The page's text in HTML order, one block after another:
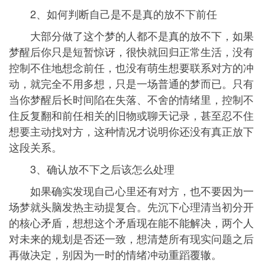
2、如何判断自己是不是真的放不下前任
大部分做了这个梦的人都不是真的放不下，如果
梦醒后你只是短暂惊讶，很快就回归正常生活，没有
控制不住地想念前任，也没有萌生想要联系对方的冲
动，就完全不用多想，只是一场普通的梦而已。只有
当你梦醒后长时间陷在失落、不舍的情绪里，控制不
住反复翻和前任相关的旧物或聊天记录，甚至忍不住
想要主动找对方，这种情况才说明你还没有真正放下
这段关系。
3、确认放不下之后该怎么处理
如果确实发现自己心里还有对方，也不要因为一
场梦就头脑发热主动提复合。先沉下心理清当初分开
的核心矛盾，想想这个矛盾现在能不能解决，两个人
对未来的规划是否还一致，想清楚所有现实问题之后
再做决定，别因为一时的情绪冲动重蹈覆辙。